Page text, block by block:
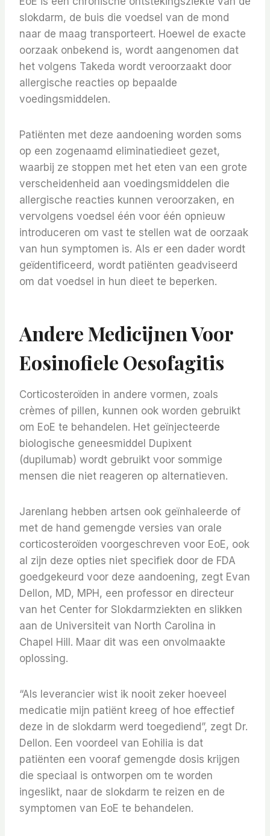
slokdarm, de buis die voedsel van de mond
naar de maag transporteert. Hoewel de exacte
oorzaak onbekend is, wordt aangenomen dat
het volgens Takeda wordt veroorzaakt door
allergische reacties op bepaalde
voedingsmiddelen.
Patiënten met deze aandoening worden soms
op een zogenaamd eliminatiedieet gezet,
waarbij ze stoppen met het eten van een grote
verscheidenheid aan voedingsmiddelen die
allergische reacties kunnen veroorzaken, en
vervolgens voedsel één voor één opnieuw
introduceren om vast te stellen wat de oorzaak
van hun symptomen is. Als er een dader wordt
geïdentificeerd, wordt patiënten geadviseerd
om dat voedsel in hun dieet te beperken.
Andere Medicijnen Voor
Eosinofiele Oesofagitis
Corticosteroïden in andere vormen, zoals
crèmes of pillen, kunnen ook worden gebruikt
om EoE te behandelen. Het geïnjecteerde
biologische geneesmiddel Dupixent
(dupilumab) wordt gebruikt voor sommige
mensen die niet reageren op alternatieven.
Jarenlang hebben artsen ook geïnhaleerde of
met de hand gemengde versies van orale
corticosteroïden voorgeschreven voor EoE, ook
al zijn deze opties niet specifiek door de FDA
goedgekeurd voor deze aandoening, zegt Evan
Dellon, MD, MPH, een professor en directeur
van het Center for Slokdarmziekten en slikken
aan de Universiteit van North Carolina in
Chapel Hill. Maar dit was een onvolmaakte
oplossing.
“Als leverancier wist ik nooit zeker hoeveel
medicatie mijn patiënt kreeg of hoe effectief
deze in de slokdarm werd toegediend”, zegt Dr.
Dellon. Een voordeel van Eohilia is dat
patiënten een vooraf gemengde dosis krijgen
die speciaal is ontworpen om te worden
ingeslikt, naar de slokdarm te reizen en de
symptomen van EoE te behandelen.